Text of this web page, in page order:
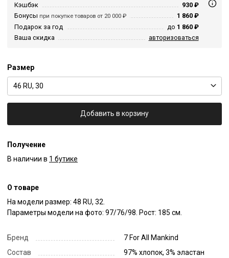
Кэшбэк
930 ₽
Бонусы при покупке товаров от 20 000 ₽
1 860 ₽
Подарок за год
до 1 860 ₽
Ваша скидка
авторизоваться
Размер
46 RU, 30
Добавить в корзину
Получение
В наличии в 1 бутике
О товаре
На модели размер: 48 RU, 32.
Параметры модели на фото: 97/76/98. Рост: 185 см.
Бренд
7 For All Mankind
Состав
97% хлопок, 3% эластан